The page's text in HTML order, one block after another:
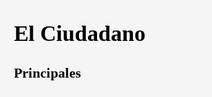
El Ciudadano
Principales